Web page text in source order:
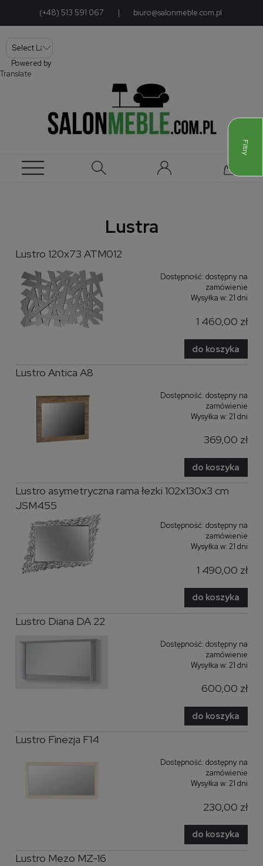
(+48) 513 591 067 | biuro@salonmeble.com.pl
Powered by
Translate
Filtry
Lustra
Lustro 120x73 ATM012
Dostępność: dostępny na
zamówienie
Wysyłka w: 21 dni
1 460,00 zł
do koszyka
Lustro Antica A8
Dostępność: dostępny na
zamówienie
Wysyłka w: 21 dni
369,00 zł
do koszyka
Lustro asymetryczna rama łezki 102x130x3 cm
JSM455
Dostępność: dostępny na
zamówienie
Wysyłka w: 21 dni
1 490,00 zł
do koszyka
Lustro Diana DA 22
Dostępność: dostępny na
zamówienie
Wysyłka w: 21 dni
600,00 zł
do koszyka
Lustro Finezja F14
Dostępność: dostępny na
zamówienie
Wysyłka w: 21 dni
230,00 zł
do koszyka
Lustro Mezo MZ-16